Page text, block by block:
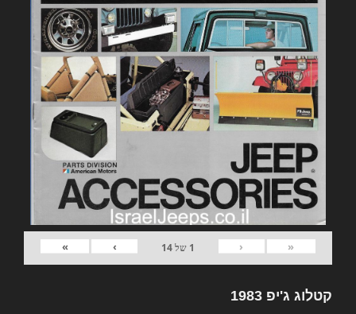
«
‹
1 של14
›
»
קטלוג ג'יפ 1983